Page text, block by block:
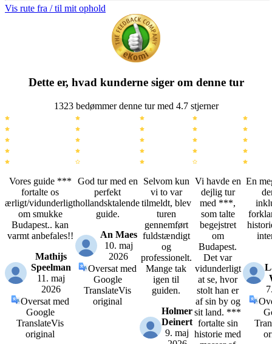
Vis rute fra / til mit ophold
Dette er, hvad kunderne siger om denne tur
1323 bedømmer denne tur med 4.7 stjerner
Vores guide ***
fortalte os
ærligt/vidunderligt
om smukke
Budapest.. kan
varmt anbefales!!
Mathijs
Speelman
11. maj
2026
Oversat med
Google
TranslateVis
original
God tur med en
perfekt
hollandsktalende
guide.
An Maes
10. maj
2026
Oversat med
Google
TranslateVis
original
Selvom kun
vi to var
tilmeldt, blev
turen
gennemført
fuldstændigt
og
professionelt.
Mange tak
igen til
guiden.
Holmer
Deinert
9. maj
Vi havde en
dejlig tur
med ***,
som talte
begejstret
om
Budapest.
Det var
vidunderligt
at se, hvor
stolt han er
af sin by og
sit land. ***
fortalte sin
historie med
En